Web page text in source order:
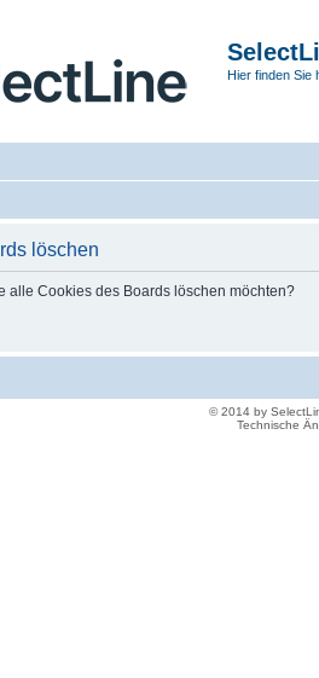
Hier finden Sie
löschen
alle Cookies des Boards löschen möchten?
© 2014 by
Technische